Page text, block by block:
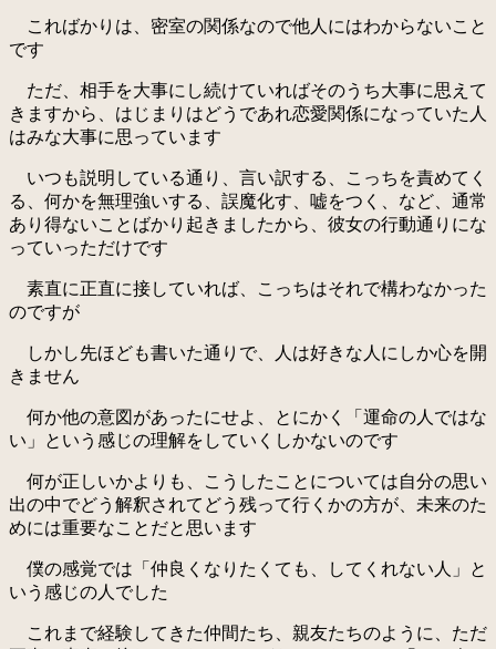
こればかりは、密室の関係なので他人にはわからないこと
です
ただ、相手を大事にし続けていればそのうち大事に思えて
きますから、はじまりはどうであれ恋愛関係になっていた人
はみな大事に思っています
いつも説明している通り、言い訳する、こっちを責めてく
る、何かを無理強いする、誤魔化す、嘘をつく、など、通常
あり得ないことばかり起きましたから、彼女の行動通りにな
っていっただけです
素直に正直に接していれば、こっちはそれで構わなかった
のですが
しかし先ほども書いた通りで、人は好きな人にしか心を開
きません
何か他の意図があったにせよ、とにかく「運命の人ではな
い」という感じの理解をしていくしかないのです
何が正しいかよりも、こうしたことについては自分の思い
出の中でどう解釈されてどう残って行くかの方が、未来のた
めには重要なことだと思います
僕の感覚では「仲良くなりたくても、してくれない人」と
いう感じの人でした
これまで経験してきた仲間たち、親友たちのように、ただ